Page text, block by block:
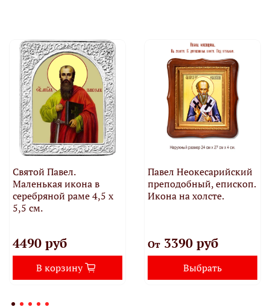
Святой Павел.
Маленькая икона в
серебряной раме 4,5 х
5,5 см.
4490 руб
В корзину
Павел Неокесарийский
преподобный, епископ.
Икона на холсте.
От3390 руб
Выбрать